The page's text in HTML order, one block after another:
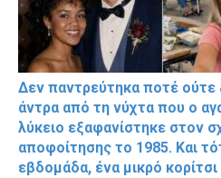
Δεν παντρεύτηκα ποτέ
άντρα από τη νύχτα που ο
λύκειο εξαφανίστηκε στον
αποφοίτησης το 1985. Και
εβδομάδα, ένα μικρό